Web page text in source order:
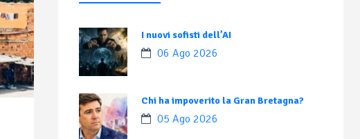
I nuovi sofisti dell’AI
06 Ago 2026
Chi ha impoverito la Gran Bretagna?
05 Ago 2026